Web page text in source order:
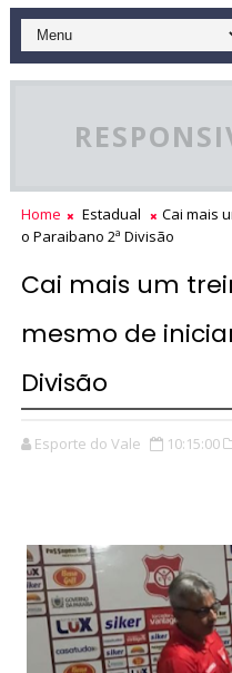
Home Estadual
Cai mais
o Paraibano 2ª Divisão
Cai mais um
mesmo de
Divisão
Esporte do Vale 10:15:00